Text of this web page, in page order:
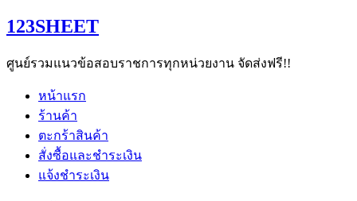
Skip
to
123SHEET
ศูนย์รวมแนวข้อสอบราชการทุกหน่วยงาน จัดส่งฟรี!!
หน้าแรก
ร้านค้า
ตะกร้าสินค้า
สั่งซื้อและชำระเงิน
แจ้งชำระเงิน